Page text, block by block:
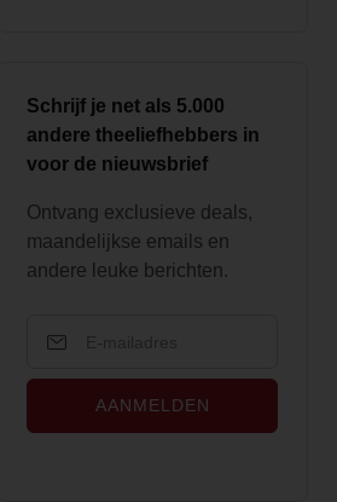
Schrijf je net als 5.000
andere theeliefhebbers in
voor de nieuwsbrief
Ontvang exclusieve deals,
maandelijkse emails en
andere leuke berichten.
AANMELDEN